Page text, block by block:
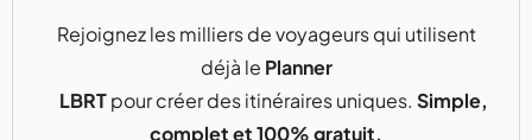
Rejoignez les milliers de voyageurs qui utilisent
déjà le Planner
LBRTpour créer des itinéraires uniques. Simple,
complet et 100% gratuit.